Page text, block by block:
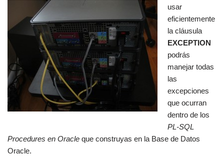
usar
eficientemente
la cláusula
EXCEPTION
podrás
manejar todas
las
excepciones
que ocurran
dentro de los
PL-SQL
Procedures en Oracle que construyas en la Base de Datos
Oracle.